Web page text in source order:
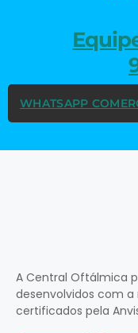
WHATSAPP
A Central Oftálmica
desenvolvidos com
certificados pela